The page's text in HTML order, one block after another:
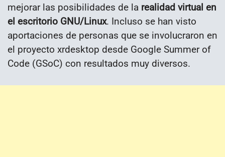
mejorar las posibilidades de la realidad virtual en
el escritorio GNU/Linux. Incluso se han visto
aportaciones de personas que se involucraron en
el proyecto xrdesktop desde Google Summer of
Code (GSoC) con resultados muy diversos.